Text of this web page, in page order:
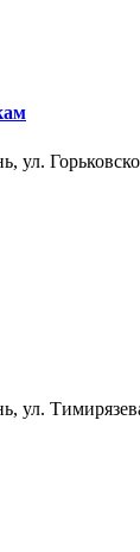
ул.
ул.